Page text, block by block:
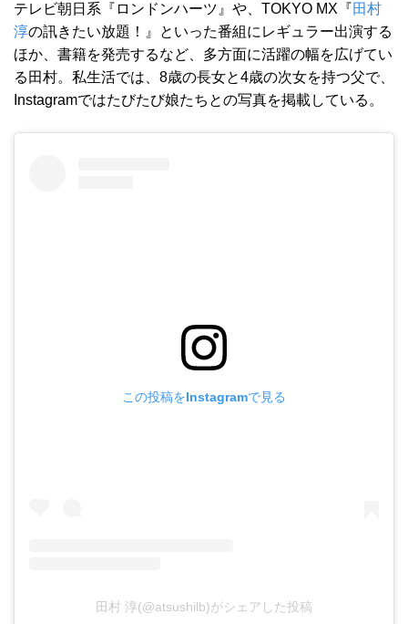
テレビ朝日系『ロンドンハーツ』や、TOKYO MX『田村
淳の訊きたい放題！』といった番組にレギュラー出演する
ほか、書籍を発売するなど、多方面に活躍の幅を広げてい
る田村。私生活では、8歳の長女と4歳の次女を持つ父で、
Instagramではたびたび娘たちとの写真を掲載している。
この投稿をInstagramで見る
田村 淳(@atsushilb)がシェアした投稿